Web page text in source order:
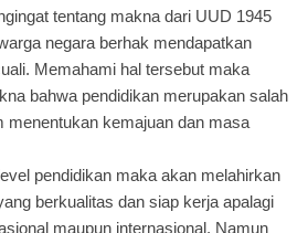
tentang makna dari UUD 1945
negara berhak mendapatkan
Memahami hal tersebut maka
bahwa pendidikan merupakan salah
menentukan kemajuan dan masa
pendidikan maka akan melahirkan
berkualitas dan siap kerja apalagi
maupun internasional. Namun